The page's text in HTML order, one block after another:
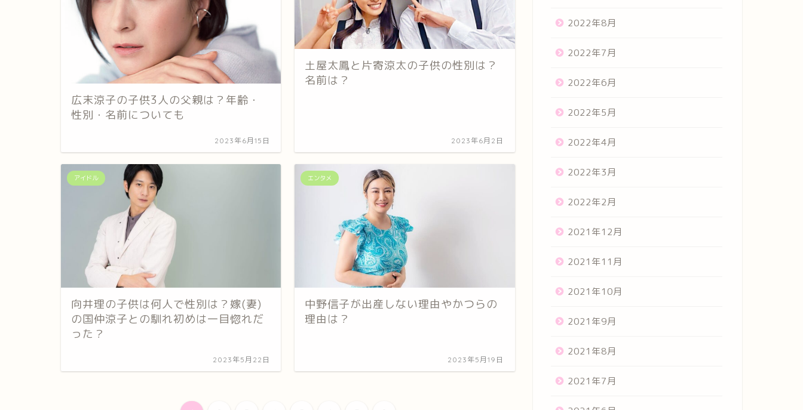
広末涼子の子供3人の父親は？年齢・
性別・名前についても
2023年6月15日
土屋太鳳と片寄涼太の子供の性別は？
名前は？
2023年6月2日
アイドル
向井理の子供は何人で性別は？嫁(妻)
の国仲涼子との馴れ初めは一目惚れだ
った？
2023年5月22日
エンタメ
中野信子が出産しない理由やかつらの
理由は？
2023年5月19日
2022年8月
2022年7月
2022年6月
2022年5月
2022年4月
2022年3月
2022年2月
2021年12月
2021年11月
2021年10月
2021年9月
2021年8月
2021年7月